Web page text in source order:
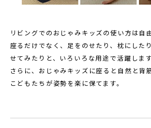
リビングでのおじゃみキッズの使い方は自
座るだけでなく、足をのせたり、枕にした
せてみたりと、いろいろな用途で活躍します
さらに、おじゃみキッズに座ると自然と背
こどもたちが姿勢を楽に保てます。